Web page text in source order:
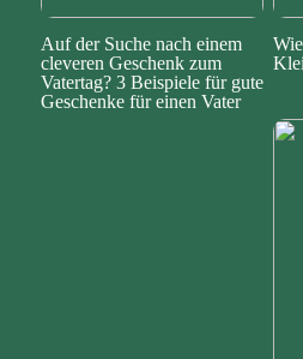
Auf der Suche nach einem
cleveren Geschenk zum
Vatertag? 3 Beispiele für gute
Geschenke für einen Vater